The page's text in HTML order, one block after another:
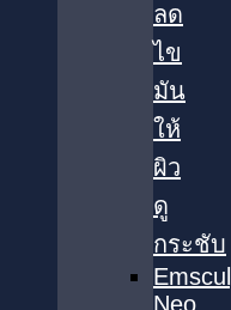
ลด
ไข
มัน
ให้
ผิว
ดู
กระชับ
Neo